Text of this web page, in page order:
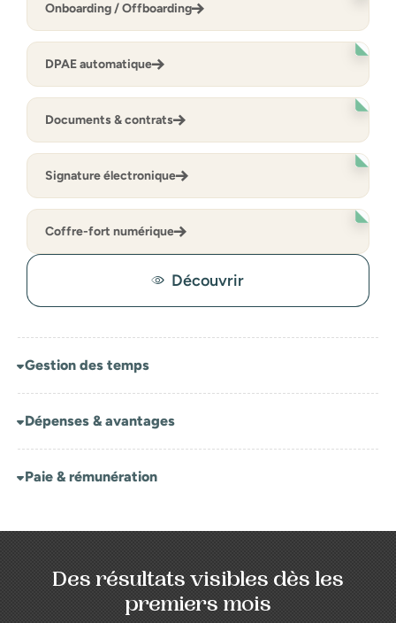
Découvrir
Onboarding / Offboarding
DPAE automatique
Documents & contrats
Signature électronique
Coffre-fort numérique
Gestion des temps
Dépenses & avantages
Paie & rémunération
Des résultats visibles dès les
premiers mois